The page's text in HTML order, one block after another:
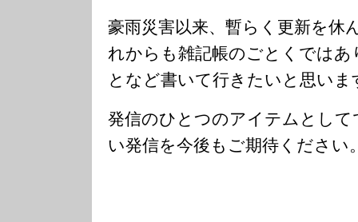
豪雨災害以来、暫らく更新を休
れからも雑記帳のごとくでは
となど書いて行きたいと思いま
発信のひとつのアイテムとし
い発信を今後もご期待ください